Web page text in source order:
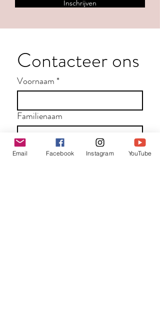
Inschrijven
Contacteer ons
Voornaam*
Familienaam
E-mail *
Email Facebook Instagram YouTube